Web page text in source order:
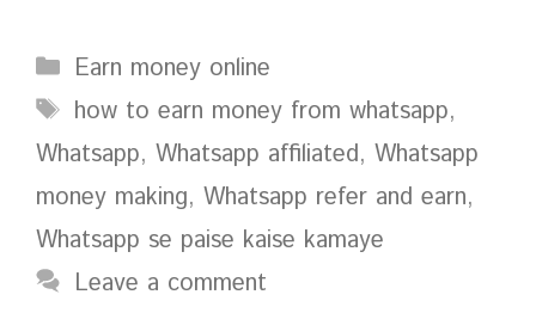
Categories
Earn money online
Tags
how to earn money from whatsapp,
Whatsapp, Whatsapp affiliated, Whatsapp
money making, Whatsapp refer and earn,
Whatsapp se paise kaise kamaye
Leave a comment